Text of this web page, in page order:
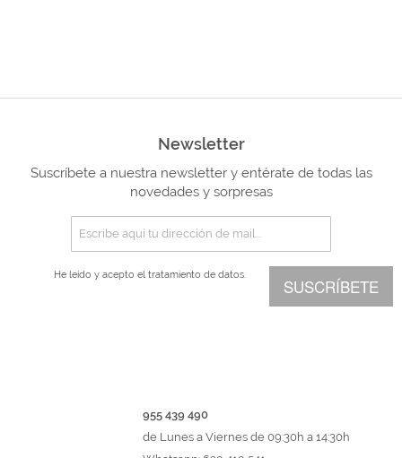
Newsletter
Suscríbete a nuestra newsletter y entérate de todas las
novedades y sorpresas
SUSCRÍBETE
He leído y acepto el tratamiento de datos.
955 439 490
de Lunes a Viernes de 09:30h a 14:30h